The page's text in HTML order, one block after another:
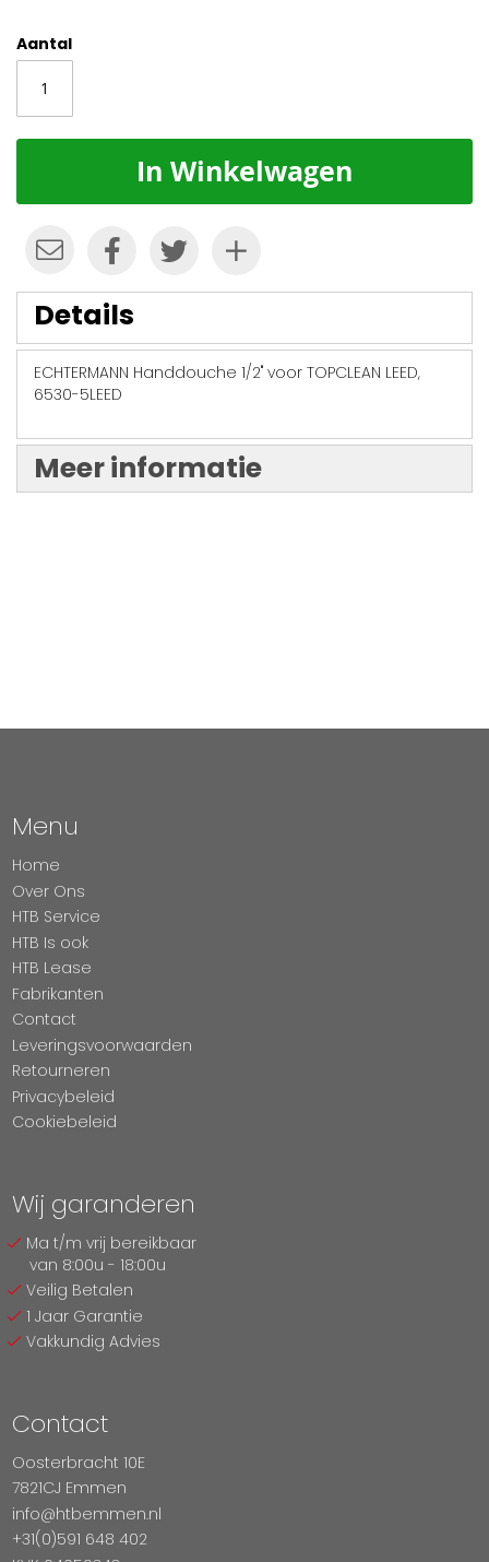
Aantal
In Winkelwagen
Details
ECHTERMANN Handdouche 1/2" voor TOPCLEAN LEED,
6530-5LEED
Meer informatie
Menu
Home
Over Ons
HTB Service
HTB Is ook
HTB Lease
Fabrikanten
Contact
Leveringsvoorwaarden
Retourneren
Privacybeleid
Cookiebeleid
Wij garanderen
Ma t/m vrij bereikbaar
van 8:00u - 18:00u
Veilig Betalen
1 Jaar Garantie
Vakkundig Advies
Contact
Oosterbracht 10E
7821CJ Emmen
info@htbemmen.nl
+31(0)591 648 402